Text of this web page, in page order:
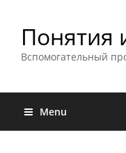
Понятия
Вспомогательный
Menu